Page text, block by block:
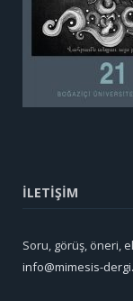
İLETİŞİM
Soru, görüş, öneri,
info@mimesis-